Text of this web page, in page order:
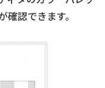
認できます。